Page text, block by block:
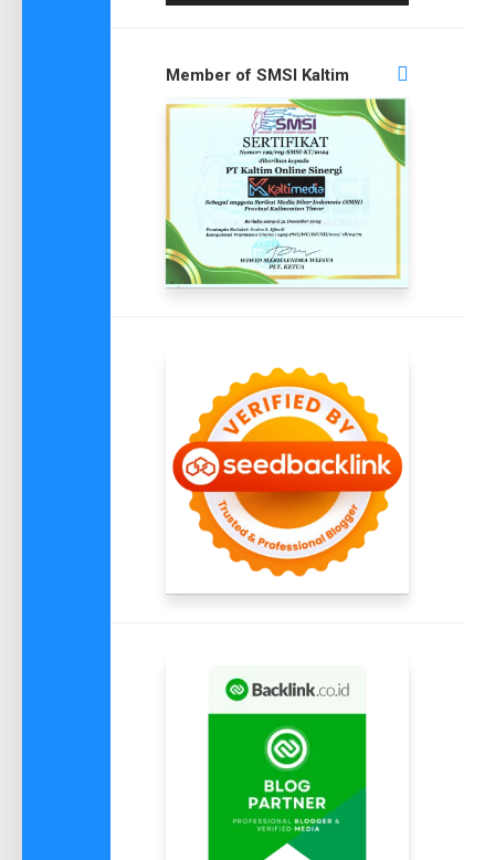
Member of SMSI Kaltim